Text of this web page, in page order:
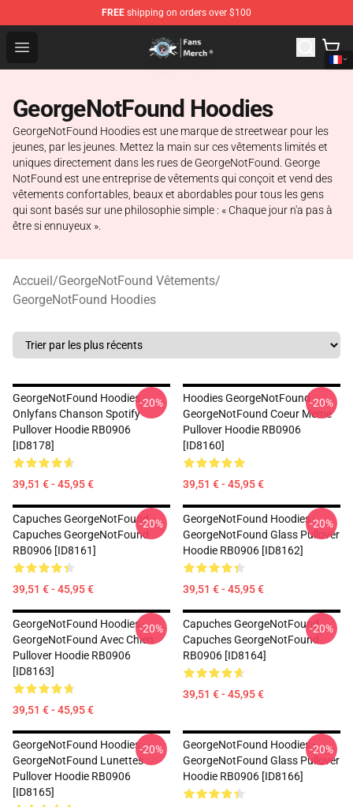
FREE shipping on orders over $100
Open menu
GeorgeNotFound Store - Official GeorgeNotFound
GeorgeNotFound Hoodies
GeorgeNotFound Hoodies est une marque de streetwear pour les
jeunes, par les jeunes. Mettez la main sur ces vêtements limités et
uniques directement dans les rues de GeorgeNotFound. George
NotFound est une entreprise de vêtements qui conçoit et vend des
vêtements confortables, beaux et abordables pour tous les gens
qui sont basés sur une philosophie simple : « Chaque jour n'a pas à
être si ennuyeux ».
Accueil/GeorgeNotFound Vêtements/
GeorgeNotFound Hoodies
GeorgeNotFound Hoodies -
Onlyfans Chanson Spotify
Pullover Hoodie RB0906
[ID8178]
39,51 € - 45,95 €
-20%
Hoodies GeorgeNotFound -
GeorgeNotFound Coeur Meme
Pullover Hoodie RB0906
[ID8160]
39,51 € - 45,95 €
-20%
Capuches GeorgeNotFound -
Capuches GeorgeNotFound
RB0906 [ID8161]
39,51 € - 45,95 €
-20%
GeorgeNotFound Hoodies -
GeorgeNotFound Glass Pullover
Hoodie RB0906 [ID8162]
39,51 € - 45,95 €
-20%
GeorgeNotFound Hoodies -
GeorgeNotFound Avec Chien
Pullover Hoodie RB0906
[ID8163]
39,51 € - 45,95 €
-20%
Capuches GeorgeNotFound -
Capuches GeorgeNotFound
RB0906 [ID8164]
39,51 € - 45,95 €
-20%
GeorgeNotFound Hoodies -
GeorgeNotFound Lunettes
Pullover Hoodie RB0906
[ID8165]
-20%
GeorgeNotFound Hoodies -
GeorgeNotFound Glass Pullover
Hoodie RB0906 [ID8166]
-20%